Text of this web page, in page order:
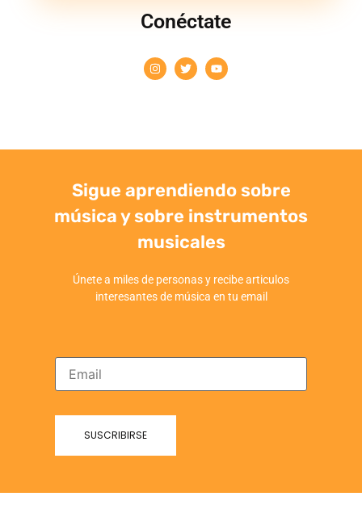
Conéctate
Sigue aprendiendo sobre
música y sobre instrumentos
musicales
Únete a miles de personas y recibe articulos
interesantes de música en tu email